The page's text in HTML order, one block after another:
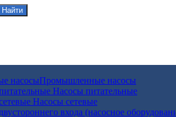
Промышленные насосы
Насосы питательные
Насосы сетевые